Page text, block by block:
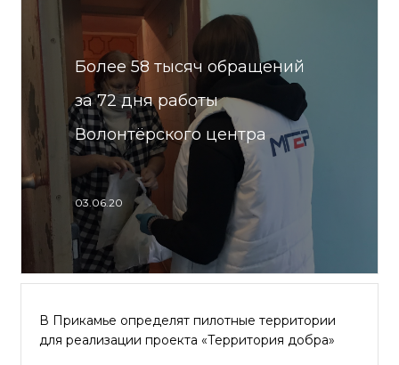
Более 58 тысяч обращений
за 72 дня работы
Волонтёрского центра
03.06.20
В Прикамье определят пилотные территории
для реализации проекта «Территория добра»